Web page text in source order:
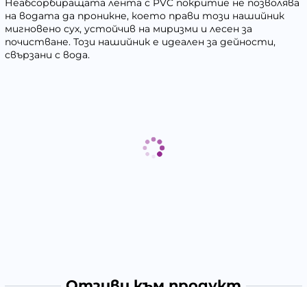
Неабсорбиращата лента с PVC покритие не позволява
на водата да проникне, което прави този нашийник
мигновено сух, устойчив на миризми и лесен за
почистване. Този нашийник е идеален за дейности,
свързани с вода.